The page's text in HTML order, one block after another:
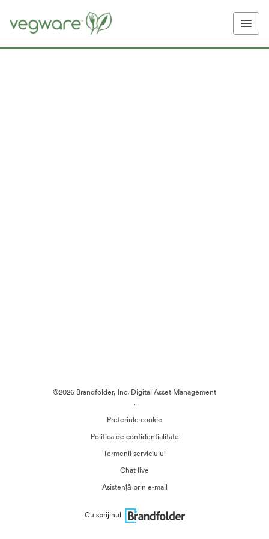
©2026 Brandfolder, Inc. Digital Asset Management
·
Preferințe cookie
Politica de confidentialitate
Termenii serviciului
Chat live
Asistență prin e-mail
Cu sprijinul